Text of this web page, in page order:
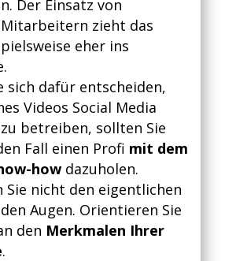
Der Einsatz von
zieht das
eher ins
sich dafür entscheiden,
Videos Social Media
betreiben, sollten Sie
Fall einen Profi mit dem
howdazuholen.
Sie nicht den eigentlichen
Augen. Orientieren Sie
den Merkmalen Ihrer
.